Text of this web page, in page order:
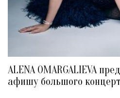
ALENA OMARGALIEVA
афишу большого